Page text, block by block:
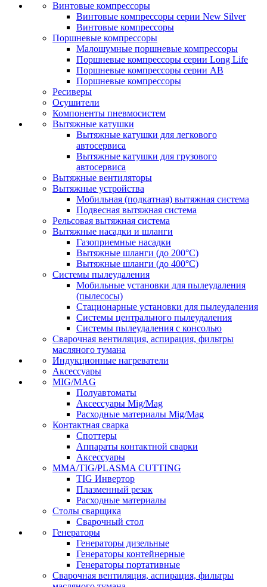
Винтовые компрессоры
Винтовые компрессоры серии New Silver
Винтовые компрессоры
Поршневые компрессоры
Малошумные поршневые компрессоры
Поршневые компрессоры серии Long Life
Поршневые компрессоры серии AB
Поршневые компрессоры
Ресиверы
Осушители
Компоненты пневмосистем
Вытяжные катушки
Вытяжные катушки для легкового
автосервиса
Вытяжные катушки для грузового
автосервиса
Вытяжные вентиляторы
Вытяжные устройства
Мобильная (подкатная) вытяжная система
Подвесная вытяжная система
Рельсовая вытяжная система
Вытяжные насадки и шланги
Газоприемные насадки
Вытяжные шланги (до 200°C)
Вытяжные шланги (до 400°C)
Системы пылеудаления
Мобильные установки для пылеудаления
(пылесосы)
Стационарные установки для пылеудаления
Системы центрального пылеудаления
Системы пылеудаления с консолью
Сварочная вентиляция, аспирация, фильтры
масляного тумана
Индукционные нагреватели
Аксессуары
MIG/MAG
Полуавтоматы
Аксессуары Mig/Mag
Расходные материалы Mig/Mag
Контактная сварка
Споттеры
Аппараты контактной сварки
Аксессуары
MMA/TIG/PLASMA CUTTING
TIG Инвертор
Плазменный резак
Расходные материалы
Столы сварщика
Сварочный стол
Генераторы
Генераторы дизельные
Генераторы контейнерные
Генераторы портативные
Сварочная вентиляция, аспирация, фильтры